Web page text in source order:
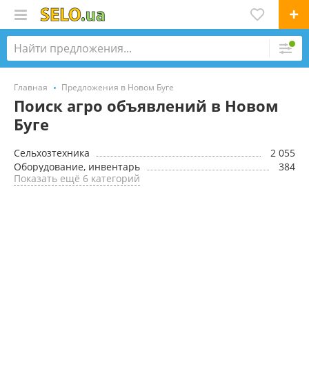
Главная Предложения в Новом Буге
Поиск агро объявлений в Новом
Буге
Сельхозтехника
2 055
Оборудование, инвентарь
384
Показать ещё 6 категорий